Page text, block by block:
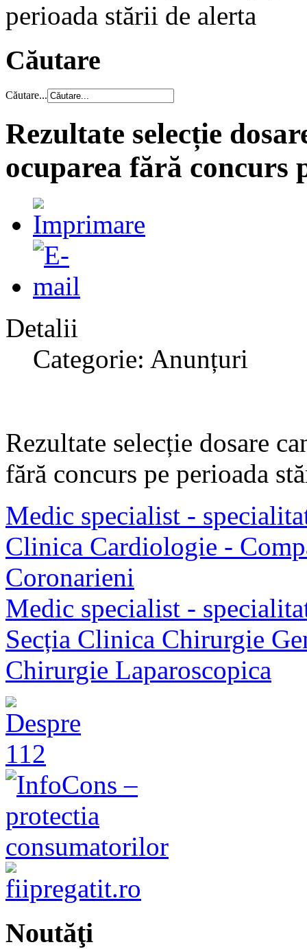
perioada stării de alerta
Căutare
Căutare...
Rezultate selecție
ocuparea fără concurs
Detalii
Categorie: Anunțuri
Rezultate selecție dosare
fără concurs pe perioada
Medic specialist -
Clinica Cardiologie -
Coronarieni
Medic specialist -
Secția Clinica Chirurgie
Chirurgie Laparoscopica
Noutăţi